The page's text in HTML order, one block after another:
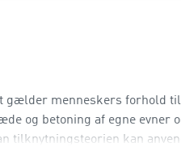
gælder menneskers forhold til
og betoning af egne evner
tilknytningsteorien kan